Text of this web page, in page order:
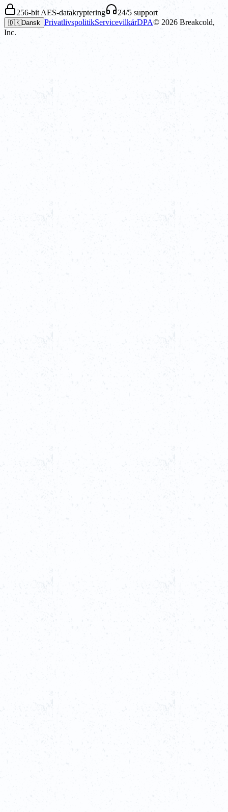
256-bit AES-datakryptering 24/5 support
🇩🇰Dansk PrivatlivspolitikServicevilkårDPA© 2026 Breakcold,
Inc.